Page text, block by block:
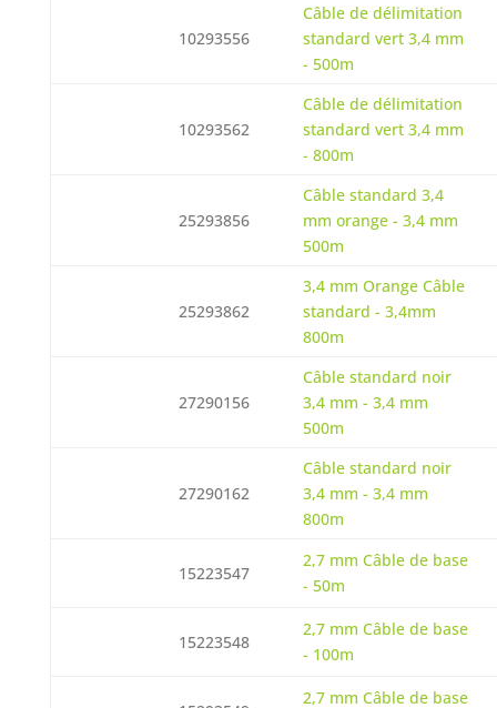
10293556
Câble de délimitation
standard vert 3,4 mm
- 500m
10293562
Câble de délimitation
standard vert 3,4 mm
- 800m
25293856
Câble standard 3,4
mm orange - 3,4 mm
500m
25293862
3,4 mm Orange Câble
standard - 3,4mm
800m
27290156
Câble standard noir
3,4 mm - 3,4 mm
500m
27290162
Câble standard noir
3,4 mm - 3,4 mm
800m
15223547
2,7 mm Câble de base
- 50m
15223548
2,7 mm Câble de base
- 100m
2,7 mm Câble de base